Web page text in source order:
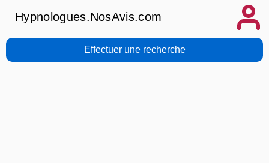
Hypnologues.NosAvis.com
Effectuer une recherche